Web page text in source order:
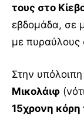
τους στο
εβδομάδα, σε
με πυραύλους
Στην
Μικολάιφ
15χρονη